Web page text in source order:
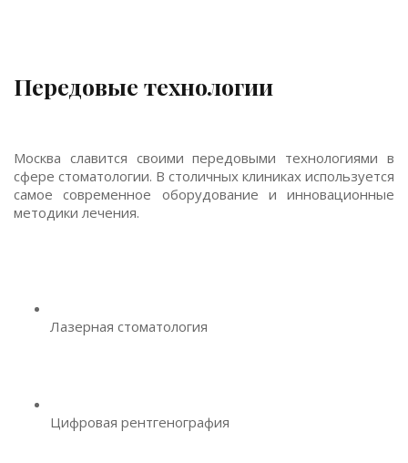
Передовые технологии
Москва славится своими передовыми технологиями в
сфере стоматологии. В столичных клиниках используется
самое современное оборудование и инновационные
методики лечения.
Лазерная стоматология
Цифровая рентгенография